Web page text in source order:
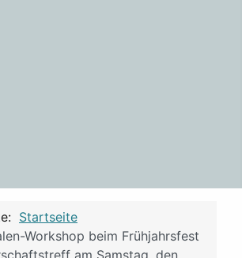
Startseite
Workshop beim Frühjahrsfest
am Samstag, den